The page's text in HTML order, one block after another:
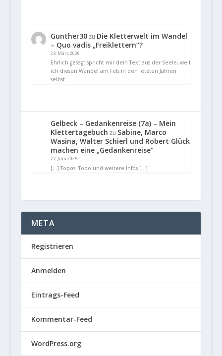
Gunther30zu Die Kletterwelt im Wandel
– Quo vadis „Freiklettern“?
23. März 2026
Ehrlich gesagt spricht mir dein Text aus der Seele, weil
ich diesen Wandel am Fels in den letzten Jahren
selbst…
Gelbeck – Gedankenreise (7a) – Mein
Klettertagebuch zu Sabine, Marco
Wasina, Walter Schierl und Robert Glück
machen eine „Gedankenreise“
27. Juni 2025
[…] Topos: Topo und weitere Infos […]
META
Registrieren
Anmelden
Eintrags-Feed
Kommentar-Feed
WordPress.org